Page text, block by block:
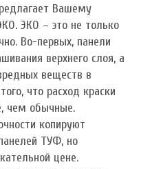
Вашему
ЭКО – это не только
Во-первых, панели
верхнего слоя, а
веществ в
что расход краски
чем обычные.
копируют
ТУФ, но
цене.